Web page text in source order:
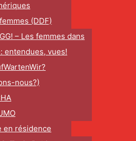
(DDF)
– Les femmes dans
entendues, vues!
nous?)
en résidence